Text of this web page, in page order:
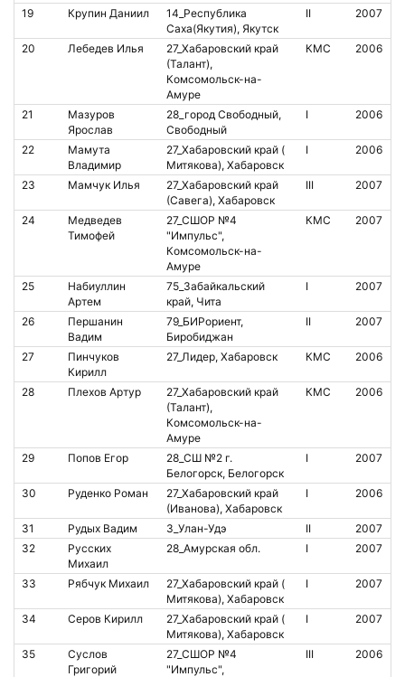
19 Крупин Даниил
14_Республика
Саха(Якутия), Якутск
II 2007
20 Лебедев Илья
27_Хабаровский край
(Талант),
Комсомольск-на-
Амуре
КМС 2006
21
Мазуров
Ярослав
28_город Свободный,
Свободный
I 2006
22
Мамута
Владимир
27_Хабаровский край (
Митякова), Хабаровск
I 2006
23 Мамчук Илья
27_Хабаровский край
(Савега), Хабаровск
III 2007
24
Медведев
Тимофей
27_СШОР №4
"Импульс",
Комсомольск-на-
Амуре
КМС 2007
25
Набиуллин
Артем
75_Забайкальский
край, Чита
I 2007
26
Першанин
Вадим
79_БИРориент,
Биробиджан
II 2007
27
Пинчуков
Кирилл
27_Лидер, Хабаровск КМС 2006
28 Плехов Артур
27_Хабаровский край
(Талант),
Комсомольск-на-
Амуре
КМС 2006
29 Попов Егор
28_СШ №2 г.
Белогорск, Белогорск
I 2007
30 Руденко Роман
27_Хабаровский край
(Иванова), Хабаровск
I 2006
31 Рудых Вадим 3_Улан-Удэ II 2007
32
Русских
Михаил
28_Амурская обл. I 2007
33 Рябчук Михаил
27_Хабаровский край (
Митякова), Хабаровск
I 2007
34 Серов Кирилл
27_Хабаровский край (
Митякова), Хабаровск
I 2007
35
Суслов
Григорий
27_СШОР №4
"Импульс",
III 2006